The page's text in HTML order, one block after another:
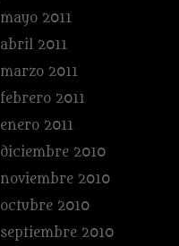
mayo 2011
abril 2011
marzo 2011
febrero 2011
enero 2011
diciembre 2010
noviembre 2010
octubre 2010
septiembre 2010